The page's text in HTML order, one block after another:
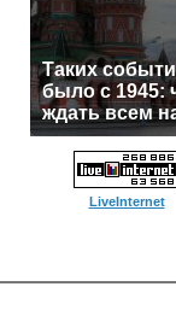
Таких
было с 1945:
ждать всем
LiveInternet